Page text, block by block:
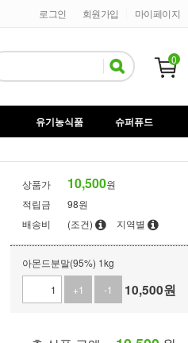
마이페이지
회원가입
로그인
0
유기농식품
슈퍼퓨드
상품가 10,500원
적립금
98원
배송비
(조건) 지역별
아몬드분말(95%) 1kg
+1
-1 10,500원